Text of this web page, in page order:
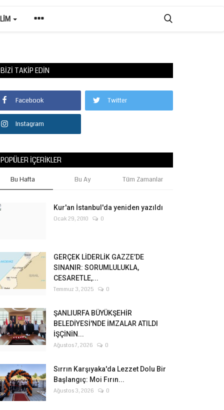
BIZI TAKIP EDIN
Facebook Twitter
Instagram
POPÜLER İÇERIKLER
Bu Hafta Bu Ay Tüm Zamanlar
Kur'an İstanbul'da yeniden yazıldı
Ocak 29, 2010 0
GERÇEK LİDERLİK GAZZE’DE
SINANIR: SORUMLULUKLA,
CESARETLE,...
Temmuz 3, 2025 0
ŞANLIURFA BÜYÜKŞEHİR
BELEDİYESİ'NDE İMZALAR ATILDI
İŞÇİNİN...
Ağustos 7, 2026 0
Sırrın Karşıyaka'da Lezzet Dolu Bir
Başlangıç: Moi Fırın...
Ağustos 3, 2026 0